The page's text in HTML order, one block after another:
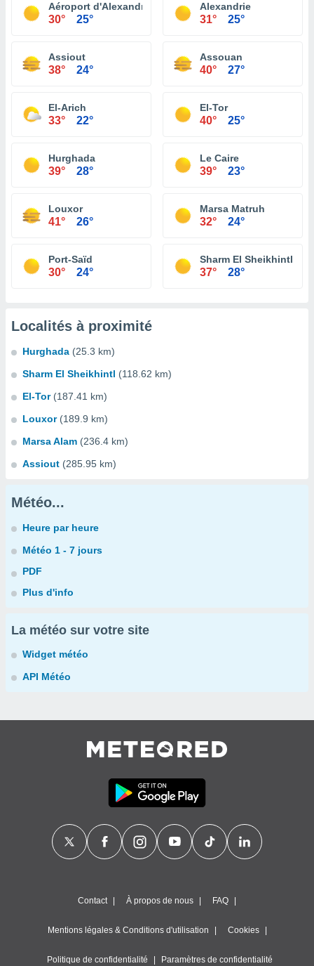
Aéroport d'Alexandrie
30° 25°
Alexandrie
31° 25°
Assiout
38° 24°
Assouan
40° 27°
El-Arich
33° 22°
El-Tor
40° 25°
Hurghada
39° 28°
Le Caire
39° 23°
Louxor
41° 26°
Marsa Matruh
32° 24°
Port-Saïd
30° 24°
Sharm El Sheikhintl
37° 28°
Localités à proximité
Hurghada (25.3 km)
Sharm El Sheikhintl (118.62 km)
El-Tor (187.41 km)
Louxor (189.9 km)
Marsa Alam (236.4 km)
Assiout (285.95 km)
Météo...
Heure par heure
Météo 1 - 7 jours
PDF
Plus d'info
La météo sur votre site
Widget météo
API Météo
Contact À propos de nous FAQ
Mentions légales & Conditions d'utilisation Cookies
Politique de confidentialité Paramètres de confidentialité